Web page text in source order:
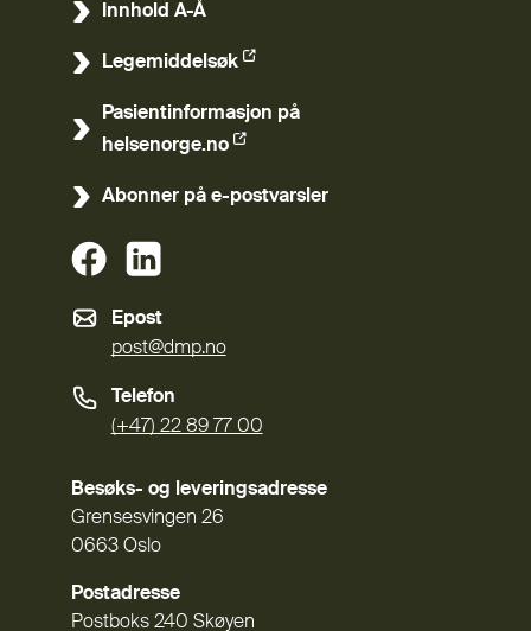
Innhold A-Å
Legemiddelsøk
(Ekstern lenke)
Pasientinformasjon på
helsenorge.no
(Ekstern lenke)
Abonner på e-postvarsler
(Ekstern lenke)
Epost
post@dmp.no
Telefon
(+47) 22 89 77 00
Besøks- og leveringsadresse
Grensesvingen 26
0663 Oslo
Postadresse
Postboks 240 Skøyen